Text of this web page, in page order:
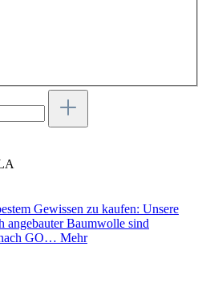
Gewissen zu kaufen: Unsere
angebauter Baumwolle sind
GO… Mehr